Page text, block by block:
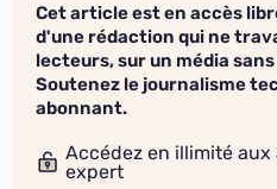
Cet article est en accès
d'une rédaction qui ne
lecteurs, sur un média
Soutenez le journalisme
abonnant.
Accédez en illimité
expert